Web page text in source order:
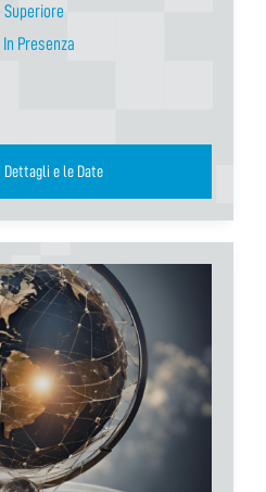
In Presenza
e le Date